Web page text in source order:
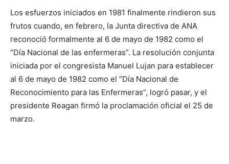
Los esfuerzos iniciados en 1981 finalmente rindieron sus
frutos cuando, en febrero, la Junta directiva de ANA
reconoció formalmente al 6 de mayo de 1982 como el
“Día Nacional de las enfermeras”. La resolución conjunta
iniciada por el congresista Manuel Lujan para establecer
al 6 de mayo de 1982 como el “Día Nacional de
Reconocimiento para las Enfermeras”, logró pasar, y el
presidente Reagan firmó la proclamación oficial el 25 de
marzo.